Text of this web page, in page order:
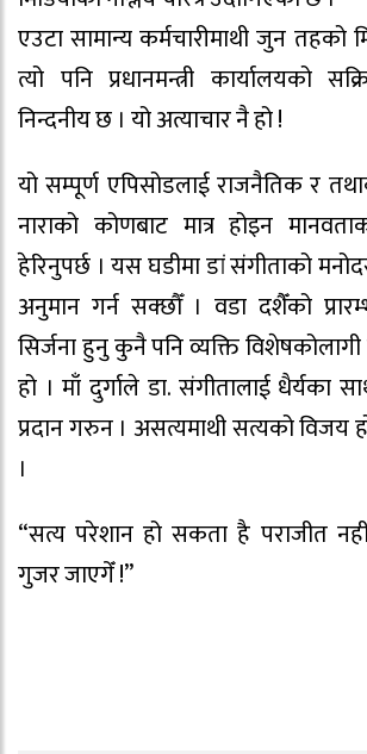
एउटा सामान्य कर्मचारीमाथी जुन तहको
त्यो पनि प्रधानमन्त्री कार्यालयको
निन्दनीय छ । यो अत्याचार नै हो !
यो सम्पूर्ण एपिसोडलाई राजनैतिक र
नाराको कोणबाट मात्र होइन
हेरिनुपर्छ । यस घडीमा डां संगीताको
अनुमान गर्न सक्छौँ । वडा दशैँको
सिर्जना हुनु कुनै पनि व्यक्ति
हो । माँ दुर्गाले डा. संगीतालाई धैर्यका
प्रदान गरुन । असत्यमाथी सत्यको विजय
।
“सत्य परेशान हो सकता है पराजीत
गुजर जाएगेँ !”